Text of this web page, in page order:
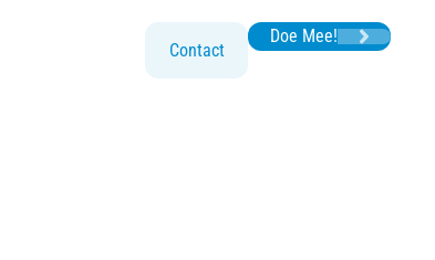
Contact
Doe Mee!